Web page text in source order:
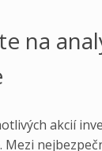
na
akcií
. Mezi